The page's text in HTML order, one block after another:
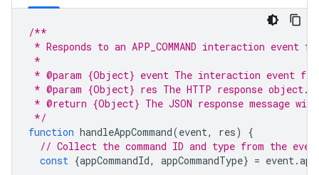
/**
* Responds to an APP_COMMAND interaction event
*
* @param {Object} event The interaction event
* @param {Object} res The HTTP response object.
* @return {Object} The JSON response message
*/
function handleAppCommand(event, res)
{
// Collect the command ID and type from the
const {appCommandId, appCommandType} = event.